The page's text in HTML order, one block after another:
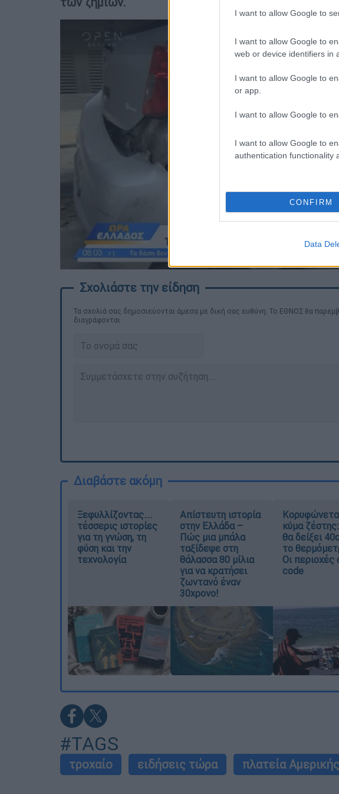
I want to allow Google to
I want to allow Google to
web or device identifiers in
I want to allow Google to
or app.
I want to allow Google to
I want to allow Google to
authentication functionality
CONFIRM
Data
video
Τα σχολιά σας δημοσιεύονται άμεσα με δική σας ευθύνη. Το ΕΘΝΟΣ θα
διαγράφονται
Διαβάστε ακόμη
Ξεφυλλίζοντας...
τέσσερις ιστορίες
για τη γνώση, τη
φύση και την
τεχνολογία
Απίστευτη ιστορία
στην Ελλάδα –
Πώς μια μπάλα
ταξίδεψε στη
θάλασσα 80 μίλια
για να κρατήσει
ζωντανό έναν
30χρονο!
κύμα
θα δείξει
το
Οι περιοχές
code
#TAGS
τροχαίο ειδήσεις τώρα πλατεία Αμερικής